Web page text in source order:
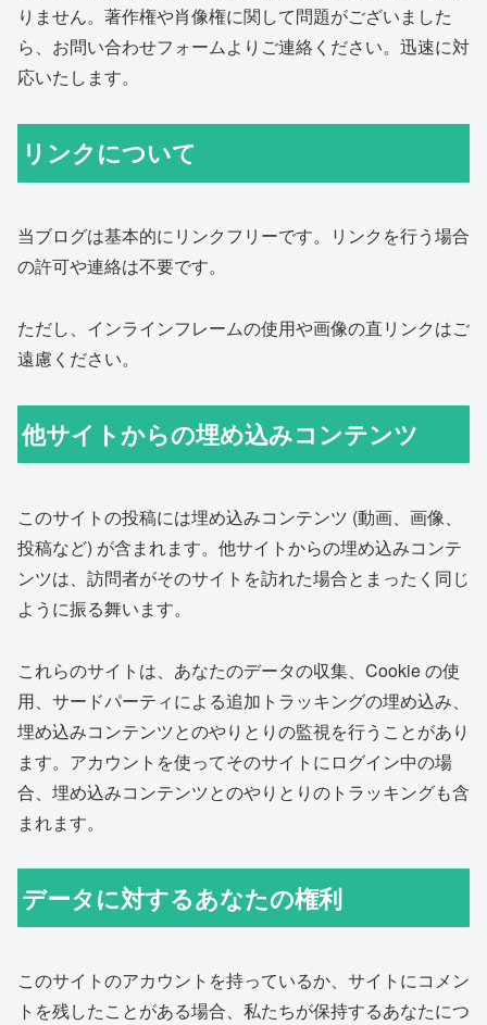
りません。著作権や肖像権に関して問題がございました
ら、お問い合わせフォームよりご連絡ください。迅速に対
応いたします。
リンクについて
当ブログは基本的にリンクフリーです。リンクを行う場合
の許可や連絡は不要です。
ただし、インラインフレームの使用や画像の直リンクはご
遠慮ください。
他サイトからの埋め込みコンテンツ
このサイトの投稿には埋め込みコンテンツ (動画、画像、
投稿など) が含まれます。他サイトからの埋め込みコンテ
ンツは、訪問者がそのサイトを訪れた場合とまったく同じ
ように振る舞います。
これらのサイトは、あなたのデータの収集、Cookie の使
用、サードパーティによる追加トラッキングの埋め込み、
埋め込みコンテンツとのやりとりの監視を行うことがあり
ます。アカウントを使ってそのサイトにログイン中の場
合、埋め込みコンテンツとのやりとりのトラッキングも含
まれます。
データに対するあなたの権利
このサイトのアカウントを持っているか、サイトにコメン
トを残したことがある場合、私たちが保持するあなたにつ